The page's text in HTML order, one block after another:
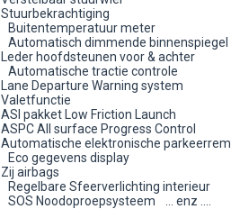
Stuurbekrachtiging
Buitentemperatuur meter
Automatisch dimmende binnenspiegel
Leder hoofdsteunen voor & achter
Automatische tractie controle
Lane Departure Warning system
Valetfunctie
ASI pakket Low Friction Launch
ASPC All surface Progress Control
Automatische elektronische parkeerrem
Eco gegevens display
Zij airbags
Regelbare Sfeerverlichting interieur
SOS Noodoproepsysteem … enz ....